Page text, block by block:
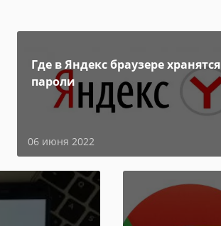
Где в Яндекс браузере хранятся
пароли
06 июня 2022